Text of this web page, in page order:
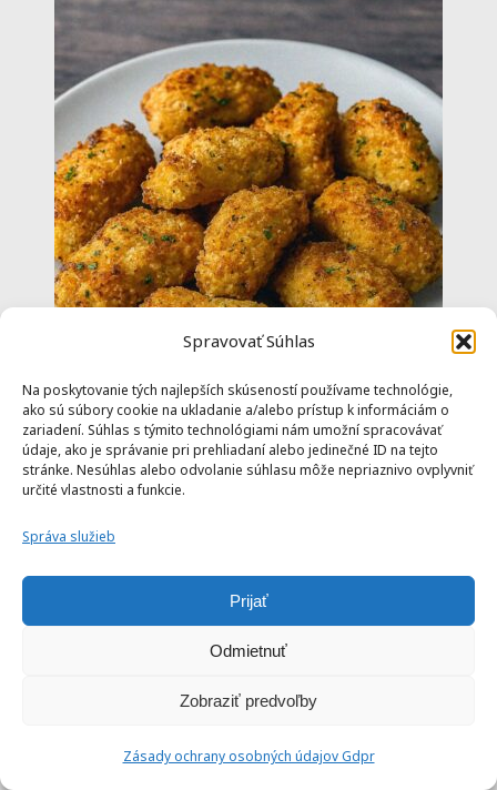
Spravovať Súhlas
Na poskytovanie tých najlepších skúseností používame technológie,
ako sú súbory cookie na ukladanie a/alebo prístup k informáciám o
zariadení. Súhlas s týmito technológiami nám umožní spracovávať
údaje, ako je správanie pri prehliadaní alebo jedinečné ID na tejto
stránke. Nesúhlas alebo odvolanie súhlasu môže nepriaznivo ovplyvniť
určité vlastnosti a funkcie.
Správa služieb
Prijať
Odmietnuť
Zobraziť predvoľby
Zásady ochrany osobných údajov Gdpr
fritéze / rúre